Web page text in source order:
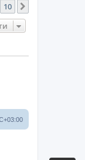
10